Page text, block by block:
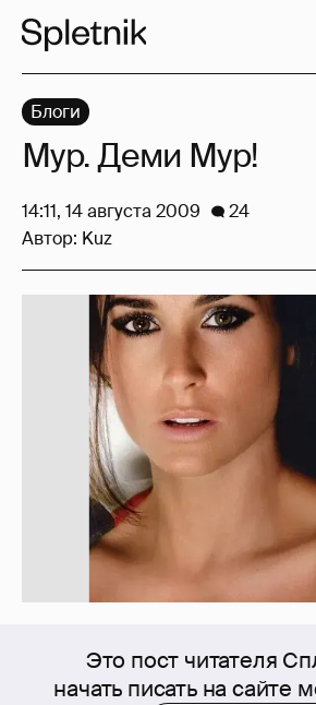
Это пост читателя
начать писать на сайте
Блоги
Мур. Деми Мур!
14:11, 14 августа 2009
24
Автор: Kuz